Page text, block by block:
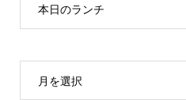
本日のランチ
月を選択